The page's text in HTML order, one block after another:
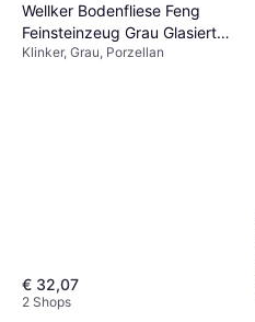
Wellker Bodenfliese Feng
Feinsteinzeug Grau Glasiert
30 cm x 60 cm
Klinker, Grau, Porzellan
€ 32,07
2 Shops